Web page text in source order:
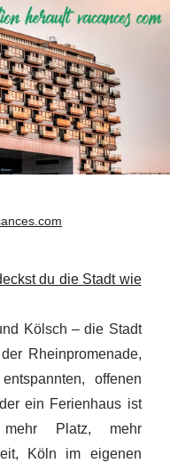
du die Stadt wie
Kölsch – die Stadt
Rheinpromenade,
offenen
ein Ferienhaus ist
Platz, mehr
Köln im eigenen